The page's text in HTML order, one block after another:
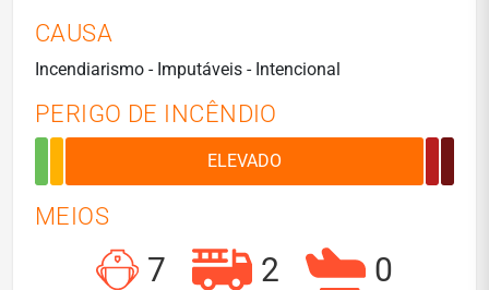
CAUSA
Incendiarismo - Imputáveis - Intencional
PERIGO DE INCÊNDIO
MEIOS
7 2 0